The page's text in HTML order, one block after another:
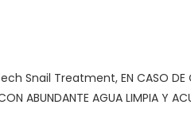
Snail Treatment, EN CASO
ABUNDANTE AGUA LIMPIA Y